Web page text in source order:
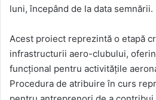
luni, începând de la data semnării.
Acest proiect reprezintă o etapă
infrastructurii aero-clubului,
funcțional pentru activitățile
Procedura de atribuire în curs